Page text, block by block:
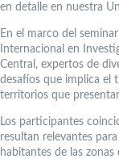
en detalle en nuestra
En el marco del
Internacional en
Central, expertos de
desafíos que implica el
territorios que
Los participantes
resultan relevantes
habitantes de las